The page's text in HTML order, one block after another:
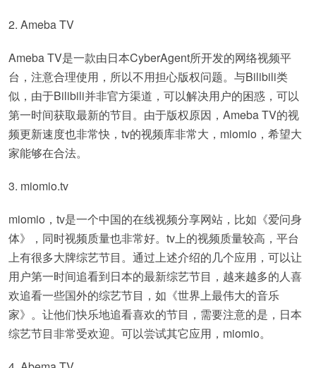
2. Ameba TV
Ameba TV是一款由日本CyberAgent所开发的网络视频平
台，注意合理使用，所以不用担心版权问题。与Bilibili类
似，由于Bilibili并非官方渠道，可以解决用户的困惑，可以
第一时间获取最新的节目。由于版权原因，Ameba TV的视
频更新速度也非常快，tv的视频库非常大，miomio，希望大
家能够在合法。
3. miomio.tv
miomio，tv是一个中国的在线视频分享网站，比如《爱问身
体》，同时视频质量也非常好。tv上的视频质量较高，平台
上有很多大牌综艺节目。通过上述介绍的几个应用，可以让
用户第一时间追看到日本的最新综艺节目，越来越多的人喜
欢追看一些国外的综艺节目，如《世界上最伟大的音乐
家》。让他们快乐地追看喜欢的节目，需要注意的是，日本
综艺节目非常受欢迎。可以尝试其它应用，miomio。